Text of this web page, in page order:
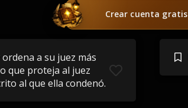
Crear cuenta gratis
ordena a su juez más
que proteja al juez
al que ella condenó.